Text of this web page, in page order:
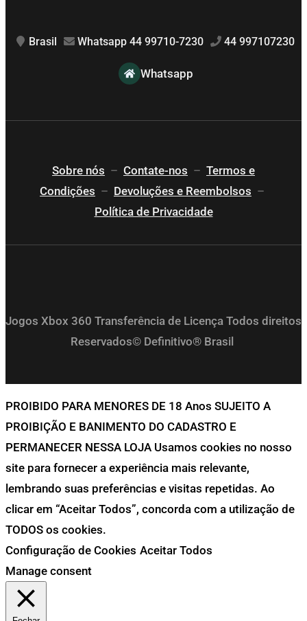
Brasil Whatsapp 44 99710-7230 44 997107230
Whatsapp
Sobre nós – Contate-nos – Termos e
Condições – Devoluções e Reembolsos –
Política de Privacidade
Jogos Xbox 360 Transferência de Licença Todos direitos
Reservados© Definitivo® Brasil
PROIBIDO PARA MENORES DE 18 Anos SUJEITO A
PROIBIÇÃO E BANIMENTO DO CADASTRO E
PERMANECER NESSA LOJA Usamos cookies no nosso
site para fornecer a experiência mais relevante,
lembrando suas preferências e visitas repetidas. Ao
clicar em “Aceitar Todos”, concorda com a utilização de
TODOS os cookies.
Configuração de Cookies Aceitar Todos
Manage consent